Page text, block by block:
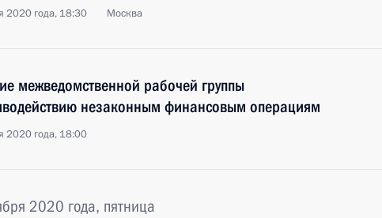
2020 года, 18:30 Москва
межведомственной рабочей группы
незаконным финансовым операциям
2020 года, 18:00
2020 года, пятница